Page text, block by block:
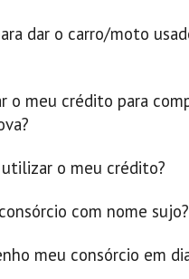
dar o carro/moto
o meu crédito para
utilizar o meu crédito?
com nome sujo?
meu consórcio em